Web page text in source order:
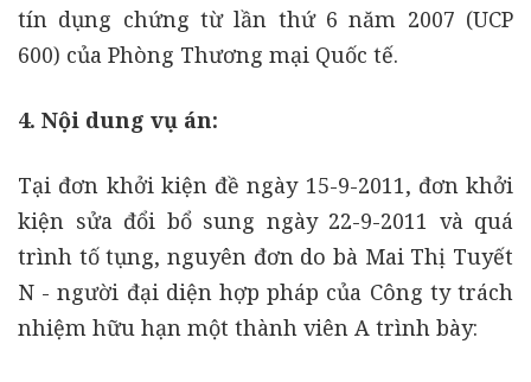
tín dụng chứng từ lần thứ 6 năm 2007 (UCP
600) của Phòng Thương mại Quốc tế.
4. Nội dung vụ án:
Tại đơn khởi kiện đề ngày 15-9-2011, đơn khởi
kiện sửa đổi bổ sung ngày 22-9-2011 và quá
trình tố tụng, nguyên đơn do bà Mai Thị Tuyết
N - người đại diện hợp pháp của Công ty trách
nhiệm hữu hạn một thành viên A trình bày: